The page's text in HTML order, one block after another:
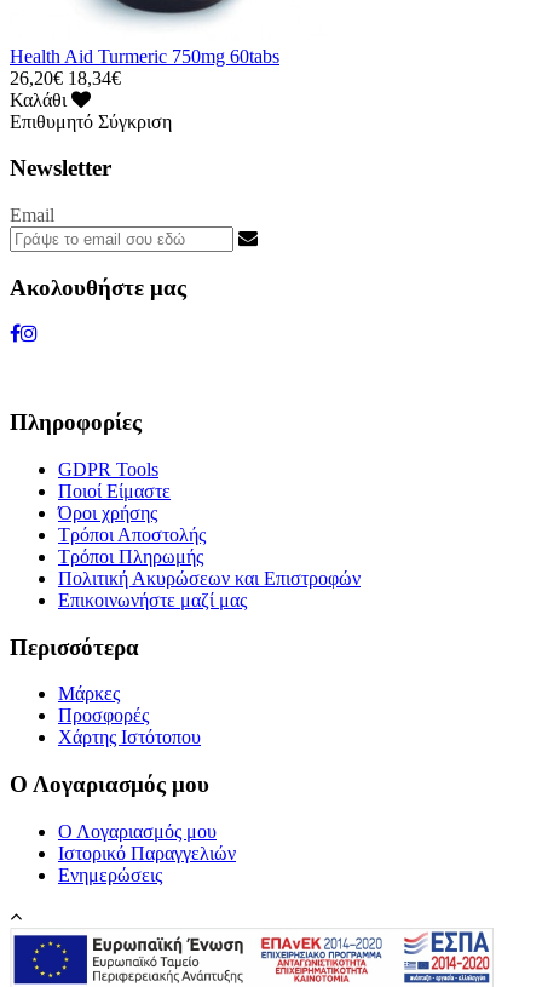
Health Aid Turmeric 750mg 60tabs
26,20€ 18,34€
Καλάθι
Επιθυμητό Σύγκριση
Newsletter
Email
Ακολουθήστε μας
Πληροφορίες
GDPR Tools
Ποιοί Είμαστε
Όροι χρήσης
Τρόποι Αποστολής
Τρόποι Πληρωμής
Πολιτική Ακυρώσεων και Επιστροφών
Επικοινωνήστε μαζί μας
Περισσότερα
Μάρκες
Προσφορές
Χάρτης Ιστότοπου
Ο Λογαριασμός μου
Ο Λογαριασμός μου
Ιστορικό Παραγγελιών
Ενημερώσεις